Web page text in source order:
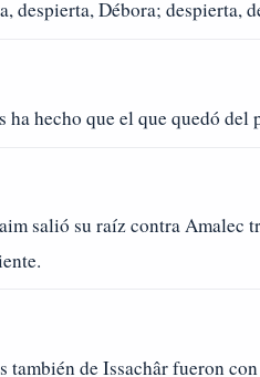
despierta, Débora; despierta,
ha hecho que el que quedó
salió su raíz contra Amalec
también de Issachâr fueron